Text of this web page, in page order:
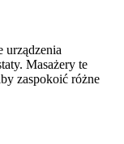
urządzenia
Masażery te
zaspokoić różne